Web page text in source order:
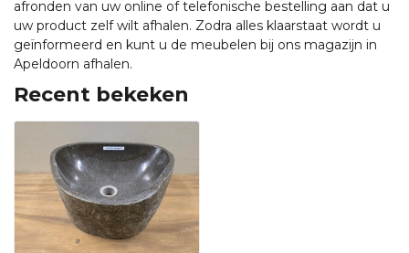
afronden van uw online of telefonische bestelling aan dat u
uw product zelf wilt afhalen. Zodra alles klaarstaat wordt u
geïnformeerd en kunt u de meubelen bij ons magazijn in
Apeldoorn afhalen.
Recent bekeken